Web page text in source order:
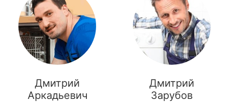
Дмитрий
Аркадьевич
Дмитрий
Зарубов